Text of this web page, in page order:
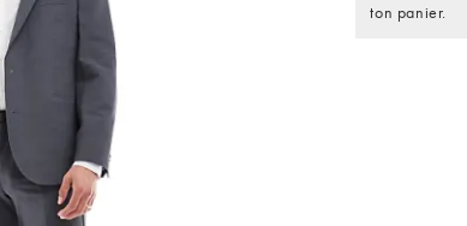
ton panier.